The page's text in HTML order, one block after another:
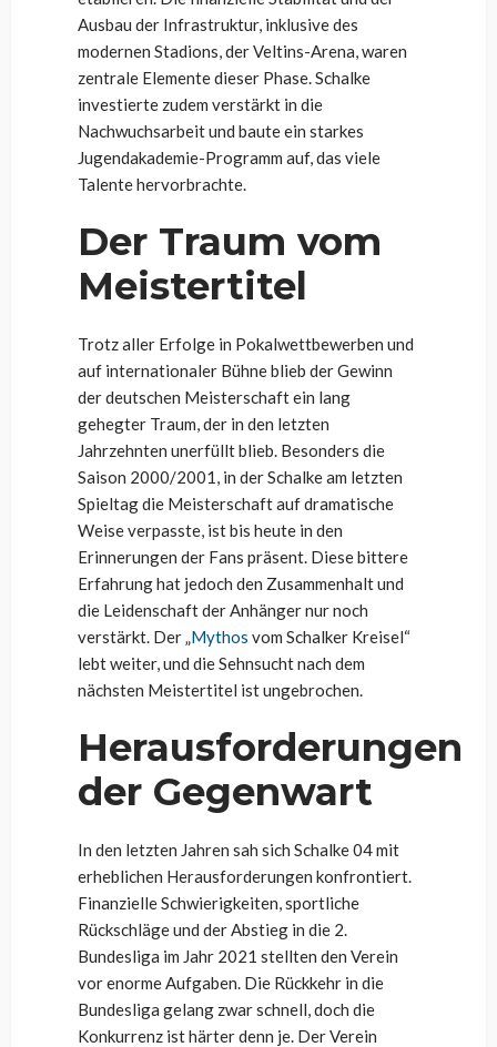
Ausbau der Infrastruktur, inklusive des
modernen Stadions, der Veltins-Arena, waren
zentrale Elemente dieser Phase. Schalke
investierte zudem verstärkt in die
Nachwuchsarbeit und baute ein starkes
Jugendakademie-Programm auf, das viele
Talente hervorbrachte.
Der Traum vom
Meistertitel
Trotz aller Erfolge in Pokalwettbewerben und
auf internationaler Bühne blieb der Gewinn
der deutschen Meisterschaft ein lang
gehegter Traum, der in den letzten
Jahrzehnten unerfüllt blieb. Besonders die
Saison 2000/2001, in der Schalke am letzten
Spieltag die Meisterschaft auf dramatische
Weise verpasste, ist bis heute in den
Erinnerungen der Fans präsent. Diese bittere
Erfahrung hat jedoch den Zusammenhalt und
die Leidenschaft der Anhänger nur noch
verstärkt. Der „Mythos vom Schalker Kreisel“
lebt weiter, und die Sehnsucht nach dem
nächsten Meistertitel ist ungebrochen.
Herausforderungen
der Gegenwart
In den letzten Jahren sah sich Schalke 04 mit
erheblichen Herausforderungen konfrontiert.
Finanzielle Schwierigkeiten, sportliche
Rückschläge und der Abstieg in die 2.
Bundesliga im Jahr 2021 stellten den Verein
vor enorme Aufgaben. Die Rückkehr in die
Bundesliga gelang zwar schnell, doch die
Konkurrenz ist härter denn je. Der Verein